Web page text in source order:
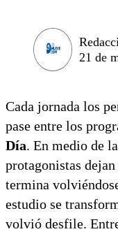
21 de
Cada jornada los
pase entre los
Día. En medio de
protagonistas
termina
estudio se
volvió desfile.